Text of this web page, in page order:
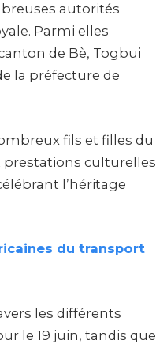
autorités
Parmi elles
de Bè, Togbui
la préfecture de
fils et filles du
prestations culturelles
l’héritage
du transport
les différents
le 19 juin, tandis que